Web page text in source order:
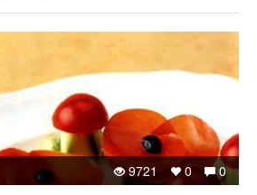
0
0
9721